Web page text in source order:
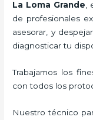
La Loma Grande
de profesionales
asesorar, y
diagnosticar tu
Trabajamos los
con todos los
Nuestro técnico